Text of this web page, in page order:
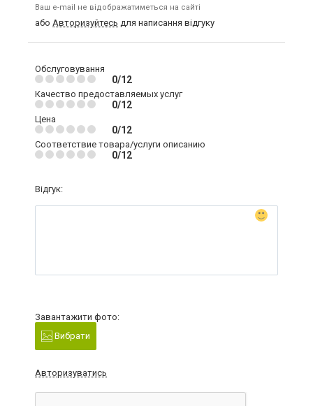
Ваш e-mail не відображатиметься на сайті
або Авторизуйтесь для написання відгуку
Обслуговування
0/12
Качество предоставляемых услуг
0/12
Цена
0/12
Соответствие товара/услуги описанию
0/12
Відгук:
Завантажити фото:
Вибрати
Авторизуватись